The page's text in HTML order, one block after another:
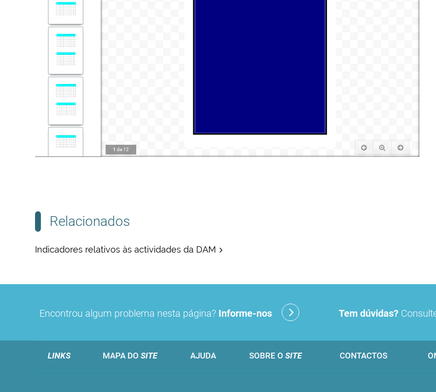
1 de 12
Relacionados
Indicadores relativos às actividades da DAM
Encontrou algum problema nesta página? Informe-nos Tem dúvidas?
LINKS MAPA DO SITE AJUDA SOBRE O SITE CONTACTOS